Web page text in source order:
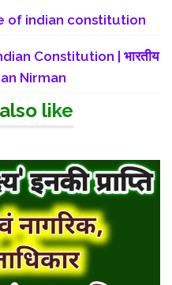
of indian constitution
Constitution | भारतीय
Nirman
like